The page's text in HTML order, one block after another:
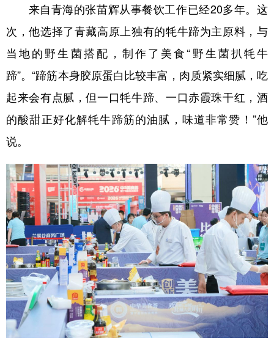
来自青海的张苗辉从事餐饮工作已经20多年。这
次，他选择了青藏高原上独有的牦牛蹄为主原料，与
当地的野生菌搭配，制作了美食“野生菌扒牦牛
蹄”。“蹄筋本身胶原蛋白比较丰富，肉质紧实细腻，吃
起来会有点腻，但一口牦牛蹄、一口赤霞珠干红，酒
的酸甜正好化解牦牛蹄筋的油腻，味道非常赞！”他
说。